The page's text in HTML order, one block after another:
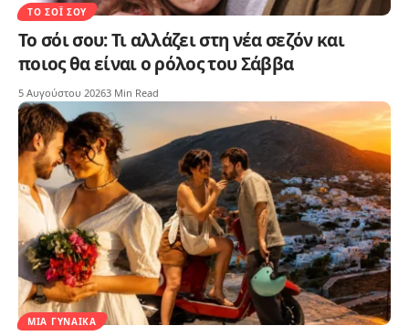
ΤΟ ΣΌΙ ΣΟΥ
Το σόι σου: Τι αλλάζει στη νέα σεζόν και
ποιος θα είναι ο ρόλος του Σάββα
5 Αυγούστου 20263 Min Read
ΜΙΑ ΓΥΝΑΊΚΑ